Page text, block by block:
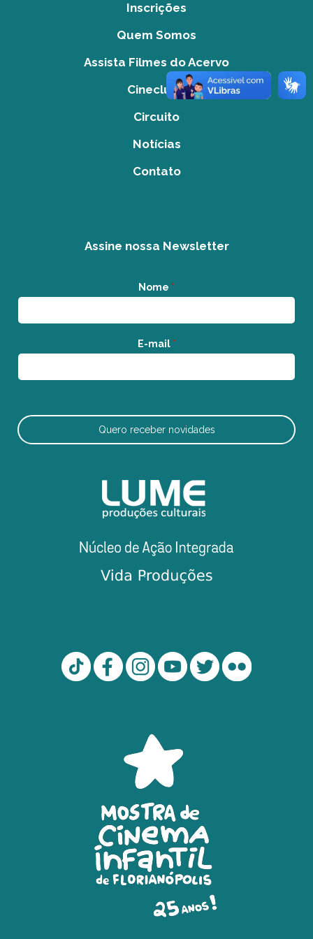
Inscrições
Quem Somos
Assista Filmes do Acervo
Cineclube
Circuito
Notícias
Contato
Assine nossa Newsletter
Nome *
E-mail *
Quero receber novidades